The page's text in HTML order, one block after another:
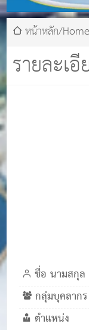
รายละเ
หน้าหลัก/Home
ชื่อ นามสกุล
กลุ่มบุคลากร
ตำแหน่ง